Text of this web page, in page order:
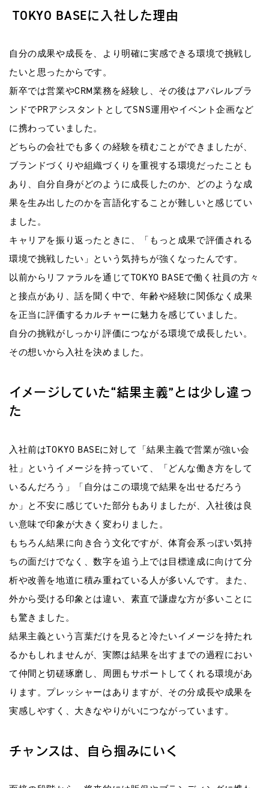
TOKYO BASEに入社した理由
自分の成果や成長を、より明確に実感できる環境で挑戦し
たいと思ったからです。
新卒では営業やCRM業務を経験し、その後はアパレルブラ
ンドでPRアシスタントとしてSNS運用やイベント企画など
に携わっていました。
どちらの会社でも多くの経験を積むことができましたが、
ブランドづくりや組織づくりを重視する環境だったことも
あり、自分自身がどのように成長したのか、どのような成
果を生み出したのかを言語化することが難しいと感じてい
ました。
キャリアを振り返ったときに、「もっと成果で評価される
環境で挑戦したい」という気持ちが強くなったんです。
以前からリファラルを通じてTOKYO BASEで働く社員の方々
と接点があり、話を聞く中で、年齢や経験に関係なく成果
を正当に評価するカルチャーに魅力を感じていました。
自分の挑戦がしっかり評価につながる環境で成長したい。
その想いから入社を決めました。
イメージしていた“結果主義”とは少し違っ
た
入社前はTOKYO BASEに対して「結果主義で営業が強い会
社」というイメージを持っていて、「どんな働き方をして
いるんだろう」「自分はこの環境で結果を出せるだろう
か」と不安に感じていた部分もありましたが、入社後は良
い意味で印象が大きく変わりました。
もちろん結果に向き合う文化ですが、体育会系っぽい気持
ちの面だけでなく、数字を追う上では目標達成に向けて分
析や改善を地道に積み重ねている人が多いんです。また、
外から受ける印象とは違い、素直で謙虚な方が多いことに
も驚きました。
結果主義という言葉だけを見ると冷たいイメージを持たれ
るかもしれませんが、実際は結果を出すまでの過程におい
て仲間と切磋琢磨し、周囲もサポートしてくれる環境があ
ります。プレッシャーはありますが、その分成長や成果を
実感しやすく、大きなやりがいにつながっています。
チャンスは、自ら掴みにいく